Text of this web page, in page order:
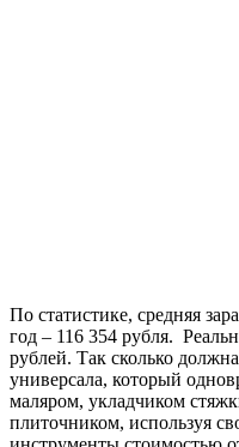
По статистике, средняя
год – 116 354 рубля.
рублей. Так сколько
универсала, который
маляром, укладчиком
плиточником, используя